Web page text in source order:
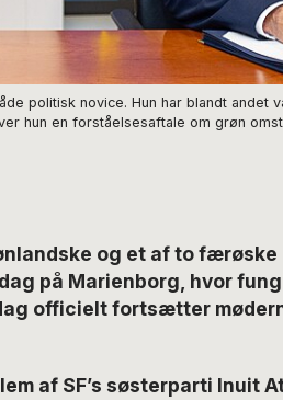
politisk novice. Hun har blandt
hun en forståelsesaftale om grøn
og et af to færøske
på Marienborg, hvor
officielt fortsætter
af SF’s søsterparti Inuit